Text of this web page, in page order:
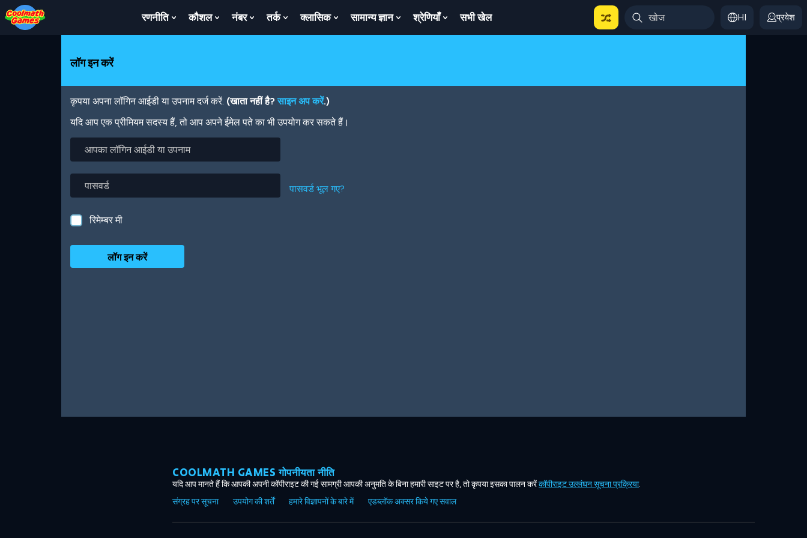
Skip
to
Top
Skip
to
Navigation
Skip
to
Main
Skip
to
Footer
Skip
to
main
रणनीति
Show
Submenu
कौशल
Show
Submenu
नंबर
Show
Submenu
तर्क
Show
Submenu
क्लासिक
Show
Submenu
सामान्य ज्ञान
Show
Submenu
श्रेणियाँ
Show
Submenu
सभी खेल HI प्रवेश
लॉग इन करें
कृपया अपना लॉगिन आईडी या उपनाम दर्ज करें. (खाता नहीं है?साइन अप करें.)
यदि आप एक प्रीमियम सदस्य हैं, तो आप अपने ईमेल पते का भी उपयोग कर सकते हैं।
लॉगिन
या
उपनाम
पासवर्ड भूल गए?
रिमेम्बर मी
COOLMATH GAMES गोपनीयता नीति
यदि आप मानते हैं कि आपकी अपनी कॉपीराइट की गई सामग्री आपकी अनुमति के बिना हमारी साइट पर है, तो कृपया इसका पालन करेंकॉपीराइट उल्लंघन सूचना प्रक्रिया.
संग्रह पर सूचना
उपयोग की शर्तें हमारे विज्ञापनों के बारे में एडब्लॉक अक्सर किये गए सवाल